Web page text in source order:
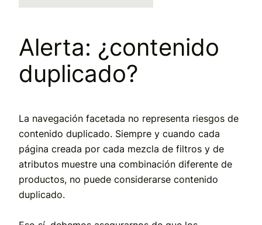
Alerta: ¿contenido
duplicado?
La navegación facetada no representa riesgos de
contenido duplicado. Siempre y cuando cada
página creada por cada mezcla de filtros y de
atributos muestre una combinación diferente de
productos, no puede considerarse contenido
duplicado.